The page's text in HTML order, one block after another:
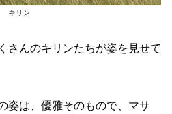
キリン
さんのキリンたちが姿を見せて
姿は、優雅そのもので、マサ